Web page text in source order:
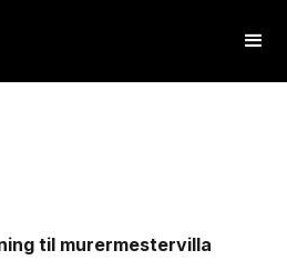
til murermestervilla